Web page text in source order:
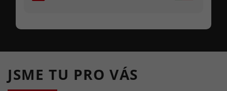
JSME TU PRO VÁS